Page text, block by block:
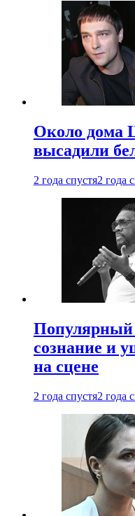
Около дома
высадили
2 года спустя2 года
Популярный
сознание и
на сцене
2 года спустя2 года